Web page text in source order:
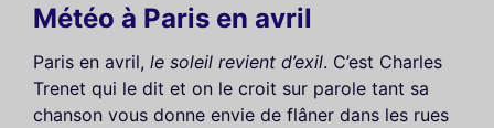
Météo à Paris en avril
Paris en avril, le soleil revient d’exil. C’est Charles
Trenet qui le dit et on le croit sur parole tant sa
chanson vous donne envie de flâner dans les rues